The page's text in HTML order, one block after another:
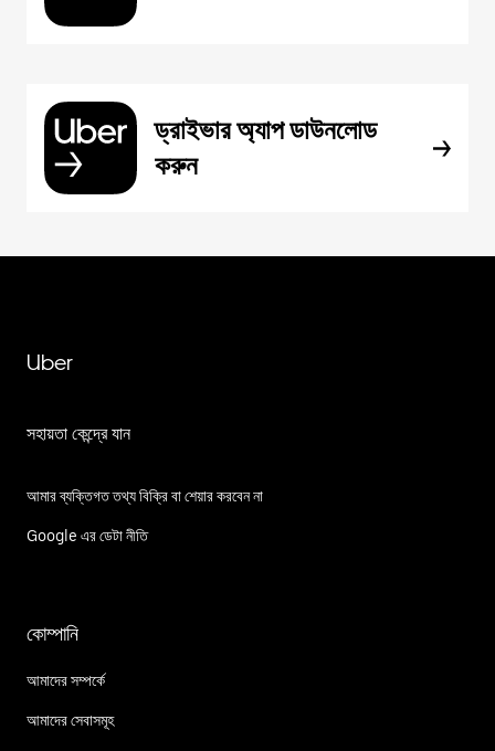
ড্রাইভার অ্যাপ ডাউনলোড
করুন
Uber
সহায়তা কেন্দ্রে যান
আমার ব্যক্তিগত তথ্য বিক্রি বা শেয়ার করবেন না
Google এর ডেটা নীতি
কোম্পানি
আমাদের সম্পর্কে
আমাদের সেবাসমূহ